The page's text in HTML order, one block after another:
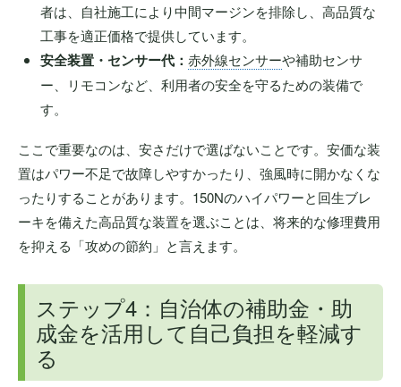
者は、自社施工により中間マージンを排除し、高品質な
工事を適正価格で提供しています。
安全装置・センサー代： 赤外線センサーや補助センサ
ー、リモコンなど、利用者の安全を守るための装備で
す。
ここで重要なのは、安さだけで選ばないことです。安価な装
置はパワー不足で故障しやすかったり、強風時に開かなくな
ったりすることがあります。150Nのハイパワーと回生ブレ
ーキを備えた高品質な装置を選ぶことは、将来的な修理費用
を抑える「攻めの節約」と言えます。
ステップ4：自治体の補助金・助
成金を活用して自己負担を軽減す
る